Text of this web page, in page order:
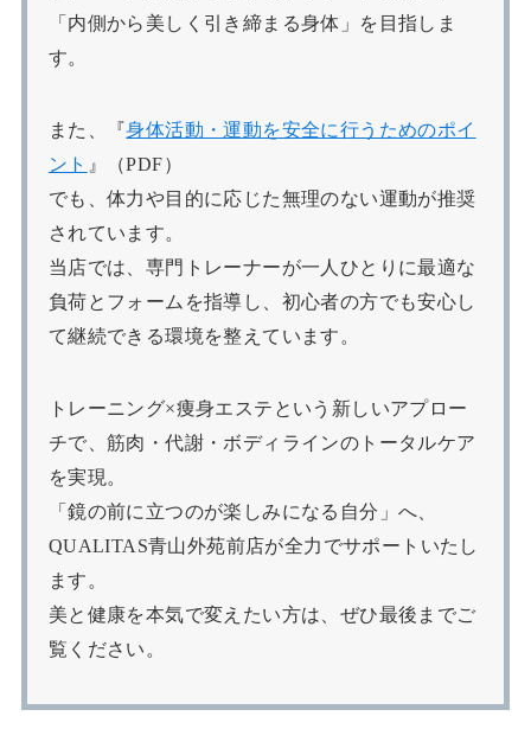
「内側から美しく引き締まる身体」を目指しま
す。
また、『身体活動・運動を安全に行うためのポイ
ント 』（PDF）
でも、体力や目的に応じた無理のない運動が推奨
されています。
当店では、専門トレーナーが一人ひとりに最適な
負荷とフォームを指導し、初心者の方でも安心し
て継続できる環境を整えています。
トレーニング×痩身エステという新しいアプロー
チで、筋肉・代謝・ボディラインのトータルケア
を実現。
「鏡の前に立つのが楽しみになる自分」へ、
QUALITAS青山外苑前店が全力でサポートいたし
ます。
美と健康を本気で変えたい方は、ぜひ最後までご
覧ください。